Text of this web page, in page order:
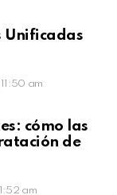
Unificadas
am
cómo las
de
am